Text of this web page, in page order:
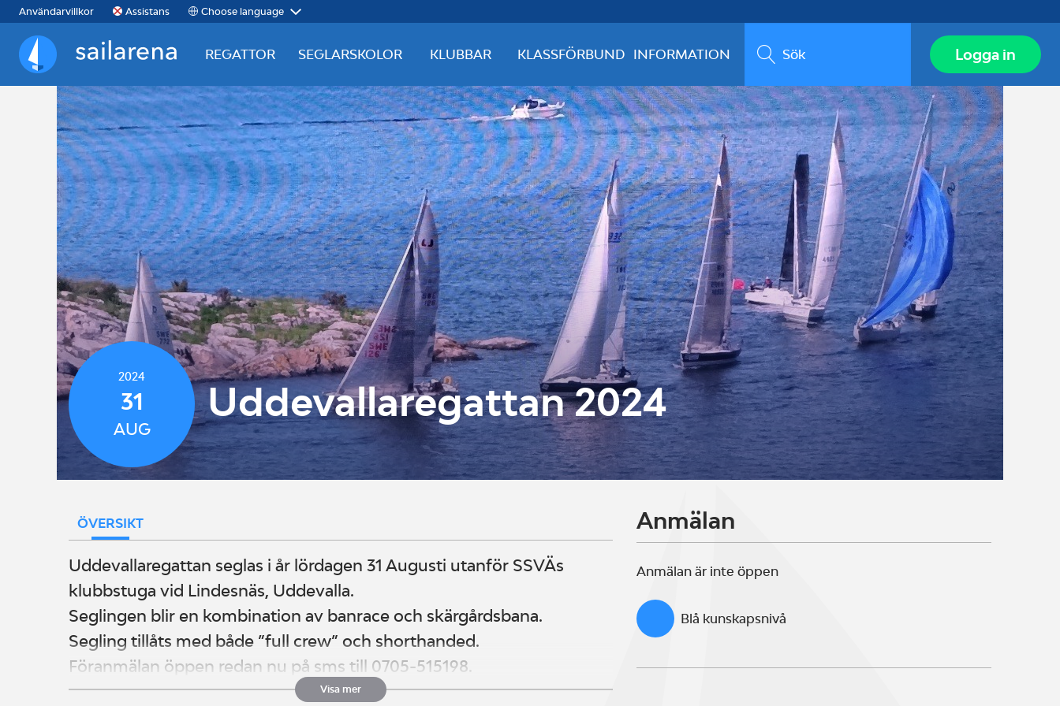
Användarvillkor Assistans Choose language
Sailarena
REGATTOR SEGLARSKOLOR KLUBBAR KLASSFÖRBUND INFORMATION Sök Logga in
2024
31
AUG
Uddevallaregattan 2024
ÖVERSIKT
Uddevallaregattan seglas i år lördagen 31 Augusti utanför SSVÄs
klubbstuga vid Lindesnäs, Uddevalla.
Seglingen blir en kombination av banrace och skärgårdsbana.
Segling tillåts med både ”full crew” och shorthanded.
Föranmälan öppen redan nu på sms till 0705-515198.
Uppge rorsman, mobil nr, båttyp, segel nr, ev båtnamn, SRS tal, ev
Visa mer
Anmälan
Anmälan är inte öppen
Blå kunskapsnivå